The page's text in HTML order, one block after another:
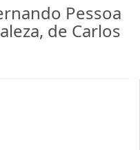
Pessoa
de Carlos